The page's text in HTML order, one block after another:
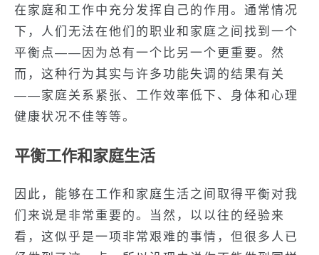
在家庭和工作中充分发挥自己的作用。通常情况
下，人们无法在他们的职业和家庭之间找到一个
平衡点——因为总有一个比另一个更重要。然
而，这种行为其实与许多功能失调的结果有关
——家庭关系紧张、工作效率低下、身体和心理
健康状况不佳等等。
平衡工作和家庭生活
因此，能够在工作和家庭生活之间取得平衡对我
们来说是非常重要的。当然，以以往的经验来
看，这似乎是一项非常艰难的事情，但很多人已